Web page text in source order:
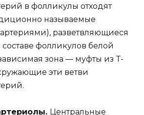
в фолликулы отходят
называемые
разветвляющиеся
фолликулов белой
зона — муфты из T-
эти ветви
Центральные